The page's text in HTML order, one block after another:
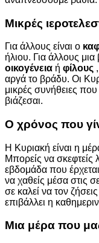
Μικρές
Για άλλους είναι ο
ήλιου. Για άλλους μια
οικογένεια ή φίλους
αργά το βράδυ. Οι
μικρές συνήθειες
βιάζεσαι.
Ο χρόνος που
Η Κυριακή είναι η
Μπορείς να σκεφτείς
εβδομάδα που
να χαθείς μέσα στις
σε καλεί να τον
επιβάλλει η
Μια μέρα που